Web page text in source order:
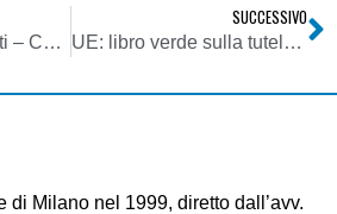
Camera dei Deputati – Commissioni VII e IX Cultura, Scienza e Istruzione Trasporti, Poste e Telecomunicazioni
SUCCESSIVO
UE: libro verde sulla tutela del commercio elettronico
di Milano nel 1999, diretto dall’avv.